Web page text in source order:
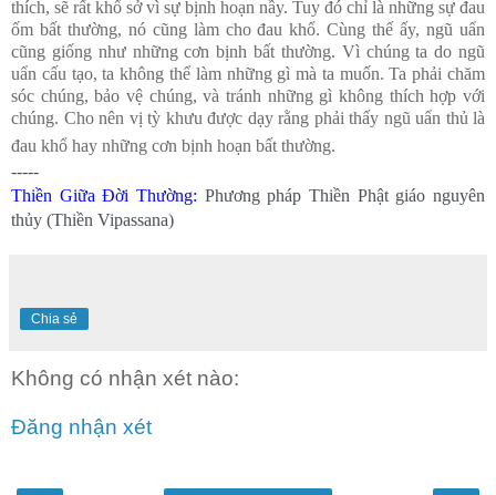
thích, sẽ rất khổ sở vì sự bịnh hoạn nầy. Tuy đó chỉ là những sự đau
ốm bất thường, nó cũng làm cho đau khổ. Cùng thế ấy, ngũ uẩn
cũng giống như những cơn bịnh bất thường. Vì chúng ta do ngũ
uẩn cấu tạo, ta không thể làm những gì mà ta muốn. Ta phải chăm
sóc chúng, bảo vệ chúng, và tránh những gì không thích hợp với
chúng. Cho nên vị tỳ khưu được dạy rằng phải thấy ngũ uẩn thủ là
đau khổ hay những cơn bịnh hoạn bất thường.
-----
Thiền Giữa Đời Thường: Phương pháp Thiền Phật giáo nguyên
thủy (Thiền Vipassana)
Chia sẻ
Không có nhận xét nào:
Đăng nhận xét